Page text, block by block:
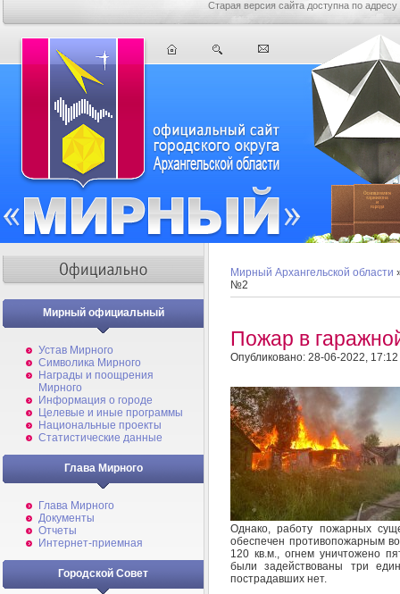
Старая версия сайта доступна по адресу
Мирный официальный
Устав Мирного
Символика Мирного
Награды и поощрения
Мирного
Информация о городе
Целевые и иные программы
Национальные проекты
Статистические данные
Глава Мирного
Глава Мирного
Документы
Отчеты
Интернет-приемная
Городской Совет
Мирный Архангельской области
№2
Пожар в
Опубликовано: 28-06-2022, 17:12
Однако, работу пожарных
обеспечен противопожарным
120 кв.м., огнем уничтожено
были задействованы три
пострадавших нет.